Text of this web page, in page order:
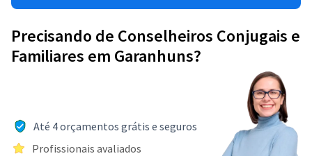
Precisando de Conselheiros Conjugais e
Familiares em Garanhuns?
Até 4 orçamentos grátis e seguros
Profissionais avaliados